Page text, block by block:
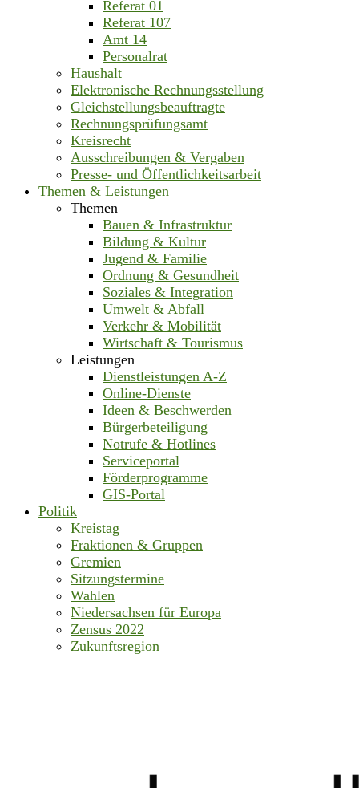
Referat 01
Referat 107
Amt 14
Personalrat
Haushalt
Elektronische Rechnungsstellung
Gleichstellungsbeauftragte
Rechnungsprüfungsamt
Kreisrecht
Ausschreibungen & Vergaben
Presse- und Öffentlichkeitsarbeit
Themen & Leistungen
Themen
Bauen & Infrastruktur
Bildung & Kultur
Jugend & Familie
Ordnung & Gesundheit
Soziales & Integration
Umwelt & Abfall
Verkehr & Mobilität
Wirtschaft & Tourismus
Leistungen
Dienstleistungen A-Z
Online-Dienste
Ideen & Beschwerden
Bürgerbeteiligung
Notrufe & Hotlines
Serviceportal
Förderprogramme
GIS-Portal
Politik
Kreistag
Fraktionen & Gruppen
Gremien
Sitzungstermine
Wahlen
Niedersachsen für Europa
Zensus 2022
Zukunftsregion